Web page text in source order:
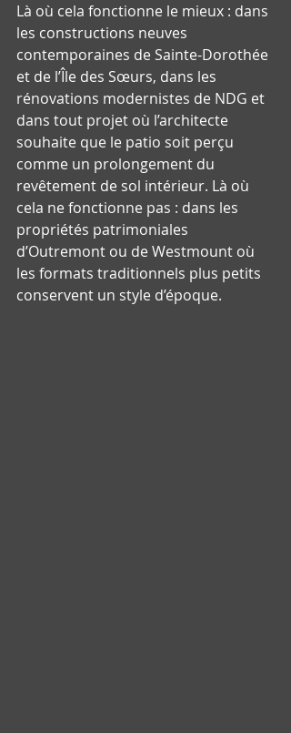
Là où cela fonctionne le mieux : dans
les constructions neuves
contemporaines de Sainte-Dorothée
et de l’Île des Sœurs, dans les
rénovations modernistes de NDG et
dans tout projet où l’architecte
souhaite que le patio soit perçu
comme un prolongement du
revêtement de sol intérieur. Là où
cela ne fonctionne pas : dans les
propriétés patrimoniales
d’Outremont ou de Westmount où
les formats traditionnels plus petits
conservent un style d’époque.